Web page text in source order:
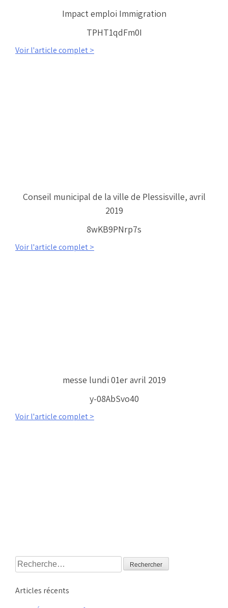
Impact emploi Immigration
TPHT1qdFm0I
Voir l'article complet >
Conseil municipal de la ville de Plessisville, avril
2019
8wKB9PNrp7s
Voir l'article complet >
messe lundi 01er avril 2019
y-08AbSvo40
Voir l'article complet >
Rechercher :
Articles récents